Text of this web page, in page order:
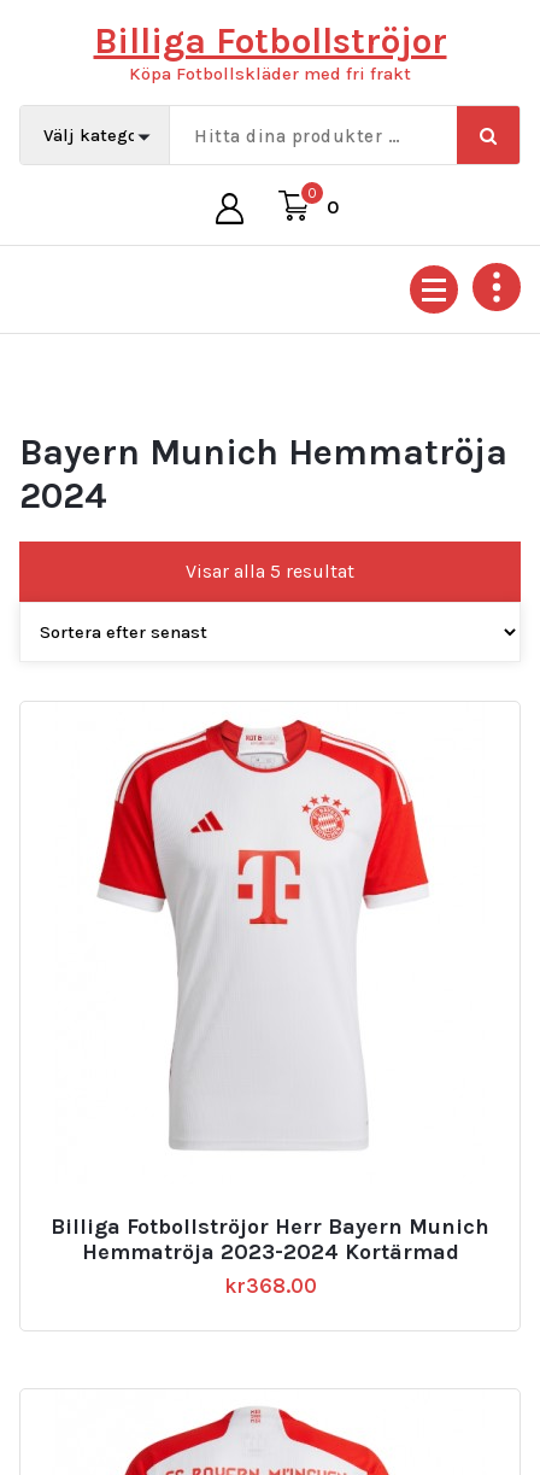
Billiga Fotbollströjor
Köpa Fotbollskläder med fri frakt
0
0
Bayern Munich Hemmatröja
2024
Visar alla 5 resultatSortera
efter
Billiga Fotbollströjor Herr Bayern Munich
Hemmatröja 2023-2024 Kortärmad
kr368.00